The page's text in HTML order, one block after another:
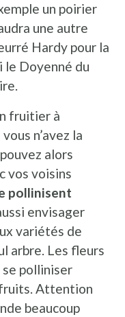
un poirier
une autre
Hardy pour la
Doyenné du
fruitier à
n’avez la
alors
vos voisins
pollinisent
envisager
variétés de
arbre. Les fleurs
polliniser
Attention
beaucoup